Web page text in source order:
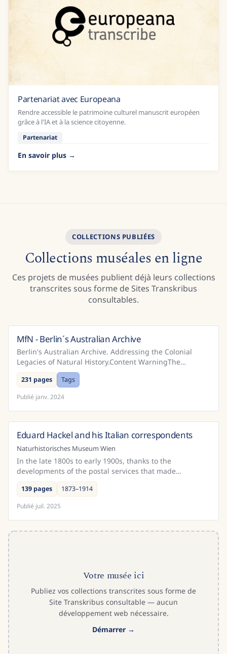
Partenariat avec Europeana
Rendre accessible le patrimoine culturel manuscrit européen
grâce à l'IA et à la science citoyenne.
Partenariat
En savoir plus
COLLECTIONS PUBLIÉES
Collections muséales en ligne
Ces projets de musées publient déjà leurs collections
transcrites sous forme de Sites Transkribus
consultables.
MfN - Berlin´s Australian Archive
Berlin's Australian Archive. Addressing the Colonial
Legacies of Natural History.Content WarningThe
Museum für Naturkunde Berlin (MfN) offers free and
open a...
231 pages
Tags
Publié janv. 2024
Autriche
Eduard Hackel and his Italian correspondents
Naturhistorisches Museum Wien
In the late 1800s to early 1900s, thanks to the
developments of the postal services that made
correspondence increasingly easier and quicker, there
was an in...
139 pages
1873–1914
Publié juil. 2025
Votre musée ici
Publiez vos collections transcrites sous forme de
Site Transkribus consultable — aucun
développement web nécessaire.
Démarrer